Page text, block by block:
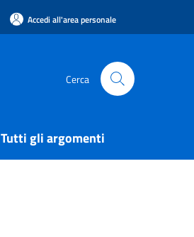
Accedi all'area personale
Cerca
Tutti gli argomenti